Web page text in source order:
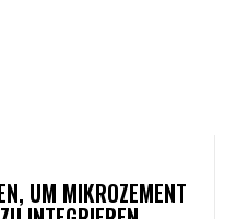
UM MIKROZEMENT